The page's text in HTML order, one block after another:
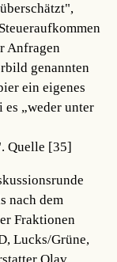
Anfragen
genannten
ein eigenes
„weder unter
Quelle [35]
nach dem
Fraktionen
Lucks/Grüne,